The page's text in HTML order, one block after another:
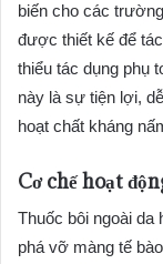
biến cho các
được thiết kế để
thiểu tác dụng phụ
này là sự tiện lợi,
hoạt chất kháng
Cơ chế hoạt
Thuốc bôi ngoài da
phá vỡ màng tế